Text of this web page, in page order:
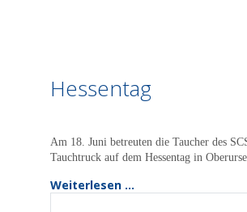
Hessentag
Am 18. Juni betreuten die Taucher des
Tauchtruck auf dem Hessentag in
Weiterlesen …